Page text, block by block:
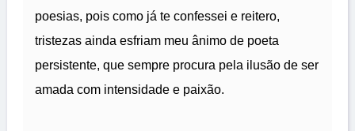
poesias, pois como já te confessei e reitero,
tristezas ainda esfriam meu ânimo de poeta
persistente, que sempre procura pela ilusão de ser
amada com intensidade e paixão.